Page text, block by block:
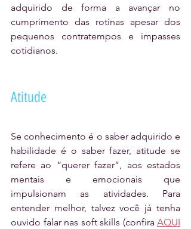
adquirido de forma a avançar no
cumprimento das rotinas apesar dos
pequenos contratempos e impasses
cotidianos.
Atitude
Se conhecimento é o saber adquirido e
habilidade é o saber fazer, atitude se
refere ao “querer fazer”, aos estados
mentais e emocionais que
impulsionam as atividades. Para
entender melhor, talvez você já tenha
ouvido falar nas soft skills (confira AQUI